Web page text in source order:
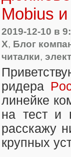
Mobius
2019-12-10 в
X, Блог
читалки,
ридера
линейке
на тест и
расскажу
крупных